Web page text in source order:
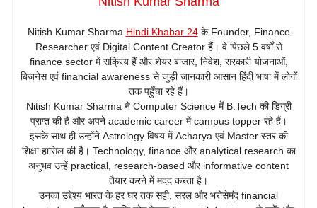
Nitish Kumar Sharma Hindi Khabar 24के Founder, Finance
Researcher एवं Digital Content Creator हैं। वे पिछले 5 वर्षों से
finance sector में सक्रिय हैं और शेयर बाजार, निवेश, सरकारी योजनाओं,
बिजनेस एवं financial awareness से जुड़ी जानकारी आसान हिंदी भाषा में लोगों
तक पहुँचा रहे हैं।
Nitish Kumar Sharma ने Computer Science में B.Tech की डिग्री
प्राप्त की है और अपने academic career में campus topper रहे हैं।
इसके साथ ही उन्होंने Astrology विषय में Acharya एवं Master स्तर की
शिक्षा हासिल की है। Technology, finance और analytical research का
अनुभव उन्हें practical, research-based और informative content
तैयार करने में मदद करता है।
उनका उद्देश्य भारत के हर घर तक सही, सरल और भरोसेमंद financial